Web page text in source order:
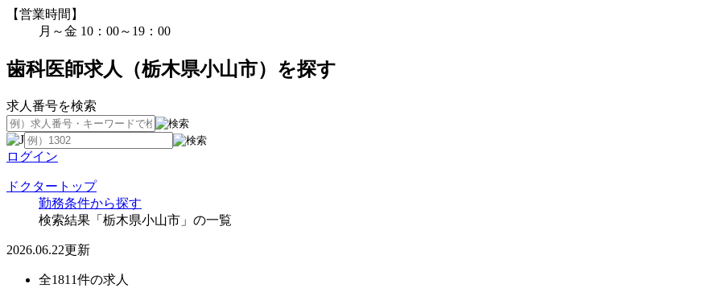
【営業時間】
月～金 10：00～19：00
歯科医師求人（栃木県小山市）を探す
求人番号を検索
ログイン
ドクタートップ
勤務条件から探す
検索結果「栃木県小山市」の一覧
2026.06.22更新
全1811件の求人